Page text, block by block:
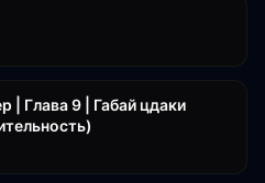
| Глава 9 | Габай цдаки